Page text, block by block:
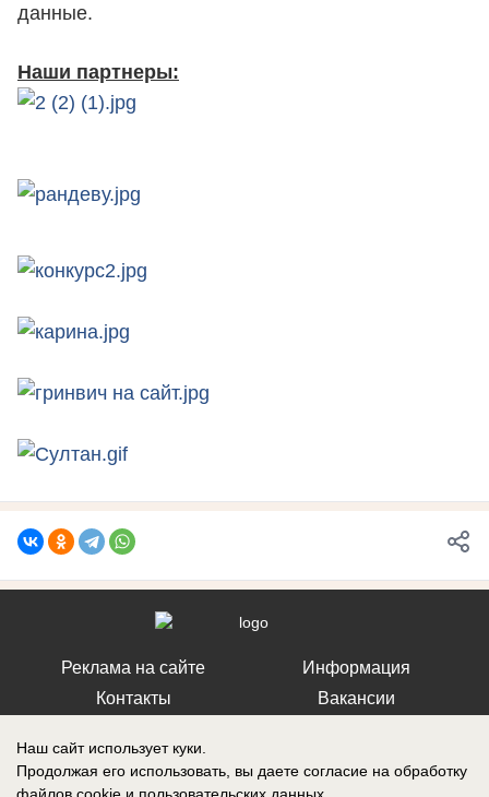
данные.
Наши партнеры:
Реклама на сайте
Контакты
Информация
Вакансии
Наш сайт использует куки.
Продолжая его использовать, вы даете согласие на обработку